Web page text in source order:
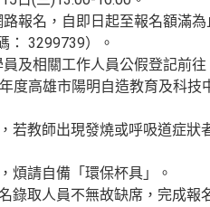
報名，自即日起至報名額滿
： 3299739）。
及相關工作人員公假登記前
度高雄市陽明自造教育及科技
若教師出現發燒或呼吸道症狀
煩請自備「環保杯具」。
錄取人員不無故缺席，完成